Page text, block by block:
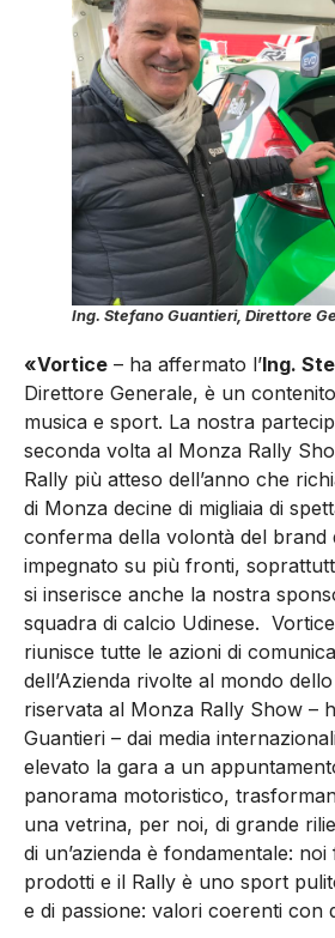
Ing. Stefano Guantieri, Direttore
«Vortice – ha affermato l’Ing.
Direttore Generale, è un
musica e sport. La nostra
seconda volta al Monza Rally
Rally più atteso dell’anno che
di Monza decine di migliaia di
conferma della volontà del brand
impegnato su più fronti,
si inserisce anche la nostra
squadra di calcio Udinese.
riunisce tutte le azioni di
dell’Azienda rivolte al mondo
riservata al Monza Rally Show –
Guantieri – dai media
elevato la gara a un
panorama motoristico,
una vetrina, per noi, di grande
di un’azienda è fondamentale:
prodotti e il Rally è uno sport
e di passione: valori coerenti con